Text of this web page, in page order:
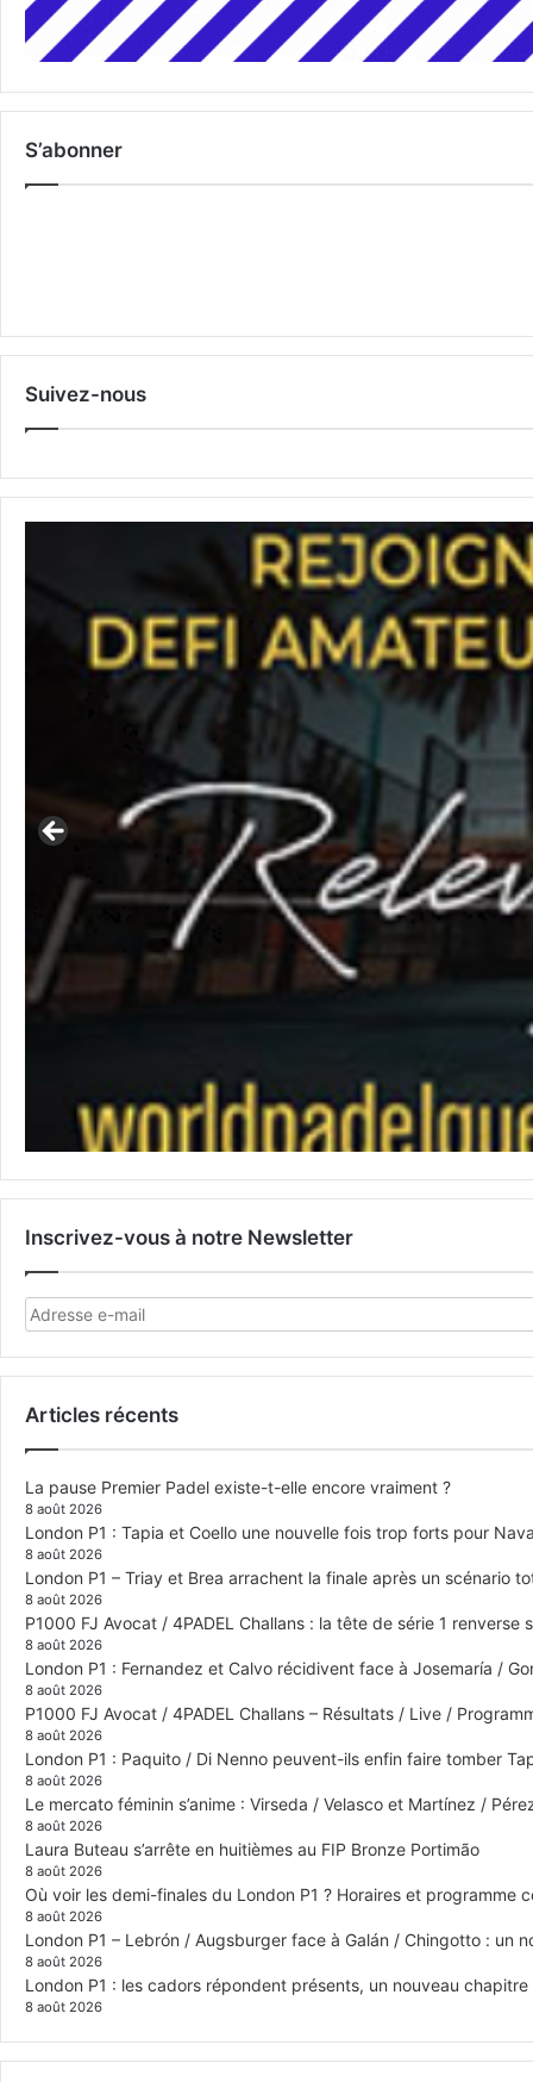
S’abonner
Suivez-nous
Inscrivez-vous à notre Newsletter
Articles récents
La pause Premier Padel existe-t-elle encore vraiment ?
8 août 2026
London P1 : Tapia et Coello une nouvelle fois trop forts pour
8 août 2026
London P1 – Triay et Brea arrachent la finale après un scénario
8 août 2026
P1000 FJ Avocat / 4PADEL Challans : la tête de série 1
8 août 2026
London P1 : Fernandez et Calvo récidivent face à Josemaría /
8 août 2026
P1000 FJ Avocat / 4PADEL Challans – Résultats / Live /
8 août 2026
London P1 : Paquito / Di Nenno peuvent-ils enfin faire tomber
8 août 2026
Le mercato féminin s’anime : Virseda / Velasco et Martínez /
8 août 2026
Laura Buteau s’arrête en huitièmes au FIP Bronze Portimão
8 août 2026
Où voir les demi-finales du London P1 ? Horaires et programme
8 août 2026
London P1 – Lebrón / Augsburger face à Galán / Chingotto : un
8 août 2026
London P1 : les cadors répondent présents, un nouveau
8 août 2026